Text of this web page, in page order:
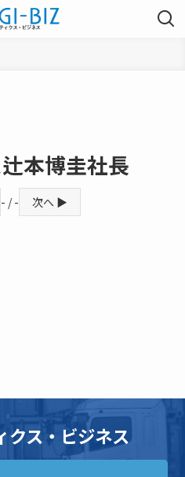
本博圭社長
- / - 次へ ▶
クス・ビジネス